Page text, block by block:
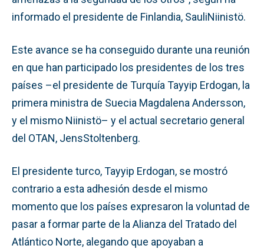
informado el presidente de Finlandia, SauliNiinistö.
Este avance se ha conseguido durante una reunión
en que han participado los presidentes de los tres
países –el presidente de Turquía Tayyip Erdogan, la
primera ministra de Suecia Magdalena Andersson,
y el mismo Niinistö– y el actual secretario general
del OTAN, JensStoltenberg.
El presidente turco, Tayyip Erdogan, se mostró
contrario a esta adhesión desde el mismo
momento que los países expresaron la voluntad de
pasar a formar parte de la Alianza del Tratado del
Atlántico Norte, alegando que apoyaban a